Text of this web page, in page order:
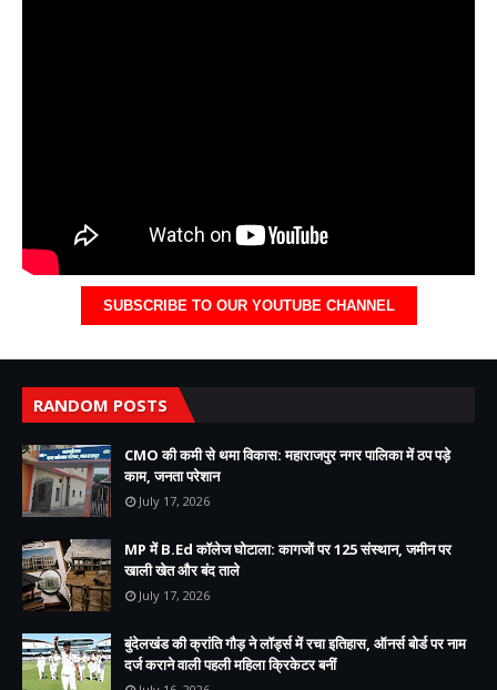
SUBSCRIBE TO OUR YOUTUBE CHANNEL
RANDOM POSTS
CMO की कमी से थमा विकास: महाराजपुर नगर पालिका में ठप पड़े
काम, जनता परेशान
July 17, 2026
MP में B.Ed कॉलेज घोटाला: कागजों पर 125 संस्थान, जमीन पर
खाली खेत और बंद ताले
July 17, 2026
बुंदेलखंड की क्रांति गौड़ ने लॉर्ड्स में रचा इतिहास, ऑनर्स बोर्ड पर नाम
दर्ज कराने वाली पहली महिला क्रिकेटर बनीं